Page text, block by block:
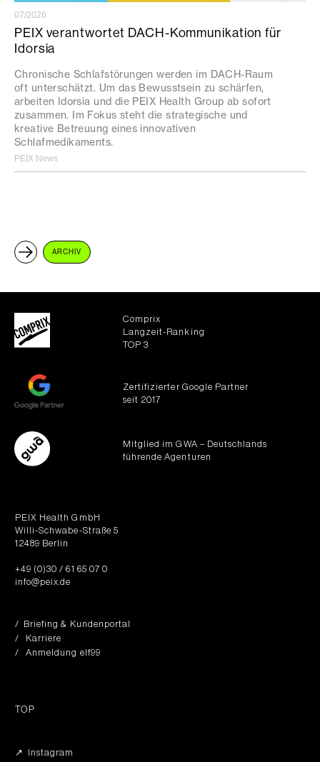
07/2026
PEIX verantwortet DACH-Kommunikation für
Idorsia
Chronische Schlafstörungen werden im DACH-Raum
oft unterschätzt. Um das Bewusstsein zu schärfen,
arbeiten Idorsia und die PEIX Health Group ab sofort
zusammen. Im Fokus steht die strategische und
kreative Betreuung eines innovativen
Schlafmedikaments.
PEIX News
ARCHIV
Comprix
Langzeit-Ranking
TOP 3
Zertifizierter Google Partner
seit 2017
Mitglied im GWA – Deutschlands
führende Agenturen
PEIX Health GmbH
Willi-Schwabe-Straße 5
12489 Berlin
+49 (0)30 / 61 65 07 0
info@peix.de
/ Briefing & Kundenportal
/ Karriere
/ Anmeldung elf99
TOP
↗︎ Instagram